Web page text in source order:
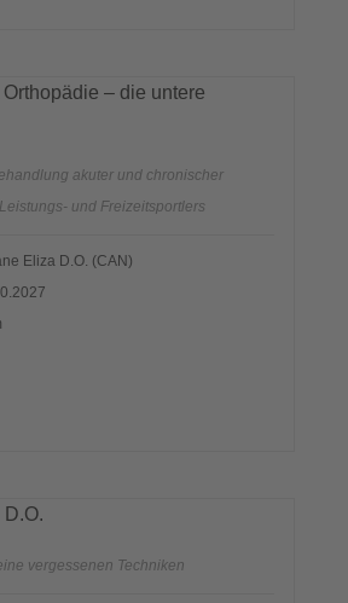
– die untere
akuter und chronischer
und Freizeitsportlers
Eliza D.O. (CAN)
vergessenen Techniken